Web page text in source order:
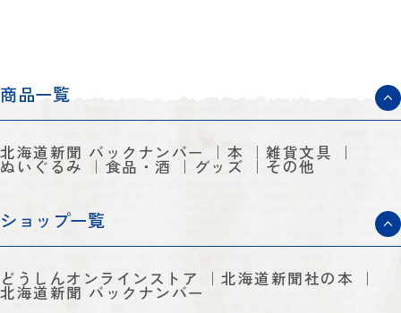
商品一覧
北海道新聞 バックナンバー 本 雑貨文具
ぬいぐるみ 食品・酒 グッズ その他
ショップ一覧
どうしんオンラインストア 北海道新聞社の本
北海道新聞 バックナンバー